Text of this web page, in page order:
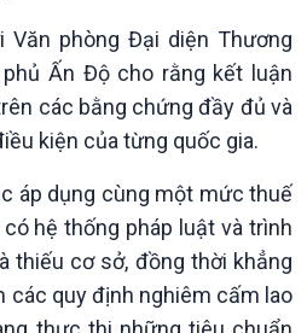
Thế giới
Tin thế giới
Vấn đề quốc tế
Văn phòng Đại diện Thương
phủ Ấn Độ cho rằng kết luận
các bằng chứng đầy đủ và
kiện của từng quốc gia.
áp dụng cùng một mức thuế
hệ thống pháp luật và trình
thiếu cơ sở, đồng thời khẳng
các quy định nghiêm cấm lao